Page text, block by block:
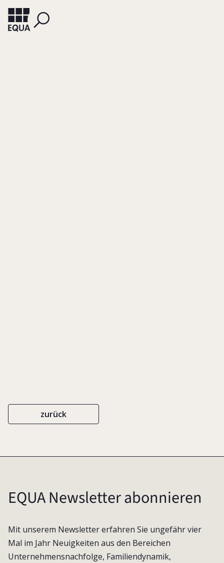
zurück
EQUA Newsletter abonnieren
Mit unserem Newsletter erfahren Sie ungefähr vier
Mal im Jahr Neuigkeiten aus den Bereichen
Unternehmensnachfolge, Familiendynamik,